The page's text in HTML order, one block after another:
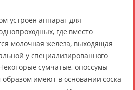
устроен аппарат для
где вместо
молочная железа, выходящая
у специализированного
сумчатые, опоссумы
образом имеют в основании соска